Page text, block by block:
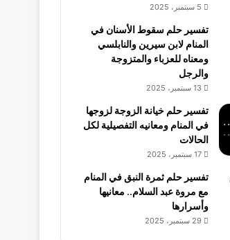
5 سبتمبر، 2025
تفسير حلم سقوط الأسنان في
المنام لابن سيرين والنابلسي
ومعناه للعزباء والمتزوجة
والرجل
13 سبتمبر، 2025
تفسير حلم خيانة الزوجة لزوجها
في المنام ومعانيه التفصيلية لكل
الحالات
17 سبتمبر، 2025
تفسير حلم ثمرة النبق في المنام
مع مروة عبد السلام.. معانيها
وأسرارها
29 سبتمبر، 2025